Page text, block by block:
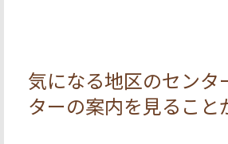
気になる地区のセン
ターの案内を見ること